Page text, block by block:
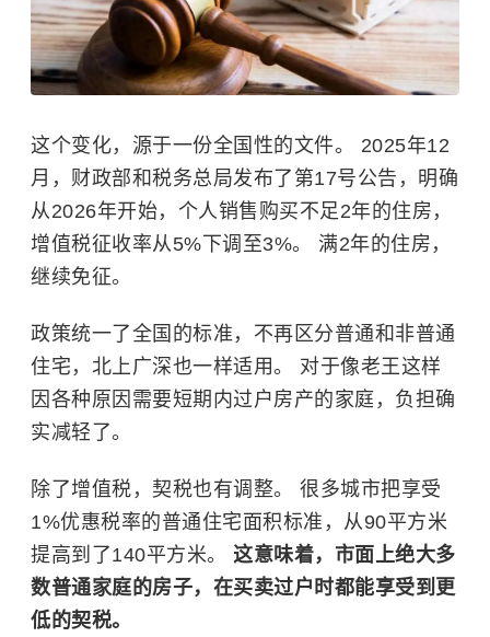
这个变化，源于一份全国性的文件。 2025年12
月，财政部和税务总局发布了第17号公告，明确
从2026年开始，个人销售购买不足2年的住房，
增值税征收率从5%下调至3%。 满2年的住房，
继续免征。
政策统一了全国的标准，不再区分普通和非普通
住宅，北上广深也一样适用。 对于像老王这样
因各种原因需要短期内过户房产的家庭，负担确
实减轻了。
除了增值税 ，契税也有调整。 很多城市把享受
1%优惠税率的普通住宅面积标准，从90平方米
提高到了140平方米。 这意味着，市面上绝大多
数普通家庭的房子，在买卖过户时都能享受到更
低的契税。